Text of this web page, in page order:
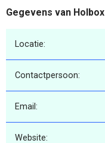
Gegevens van Holbox
Locatie:
Contactpersoon:
Email:
Website: